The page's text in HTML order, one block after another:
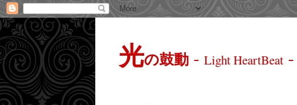
光の鼓動 - Light HeartBeat -